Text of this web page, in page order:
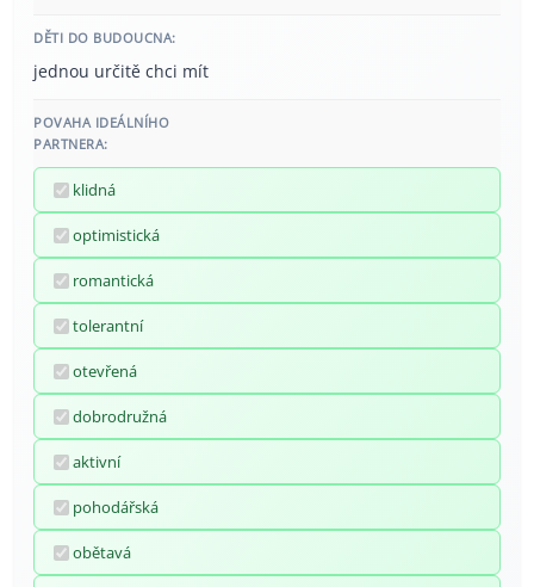
DĚTI DO BUDOUCNA:
jednou určitě chci mít
POVAHA IDEÁLNÍHO
PARTNERA:
klidná
optimistická
romantická
tolerantní
otevřená
dobrodružná
aktivní
pohodářská
obětavá